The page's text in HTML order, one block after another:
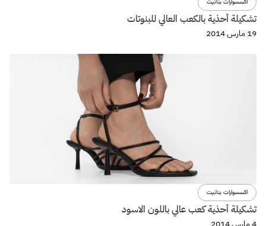
اكسسوارات بنانيت
تشكيلة أحذية بالكعب العالي للبنوتات
19 مارس 2014
اكسسوارات بنانيت
تشكيلة أحذية كعب عالي باللون الاسود